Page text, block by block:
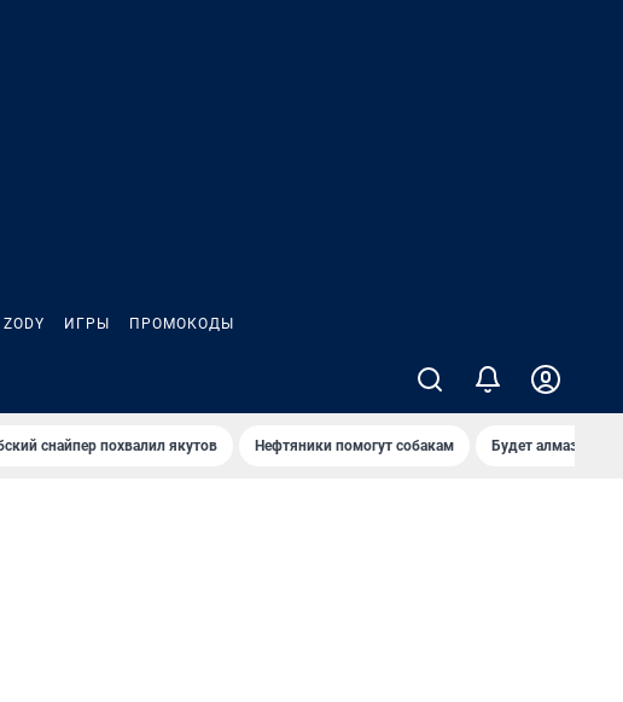
ZODY ИГРЫ ПРОМОКОДЫ
снайпер похвалил якутов Нефтяники помогут собакам Будет алмазный